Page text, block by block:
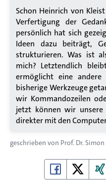
Schon Heinrich von
Verfertigung der
persönlich hat sich
Ideen dazu beiträgt,
strukturieren. Was ist
mich? Letztendlich
ermöglicht eine
bisherige Werkzeuge
wir Kommandozeilen
jetzt können wir unsere
direkter mit den
geschrieben von Prof. Dr.